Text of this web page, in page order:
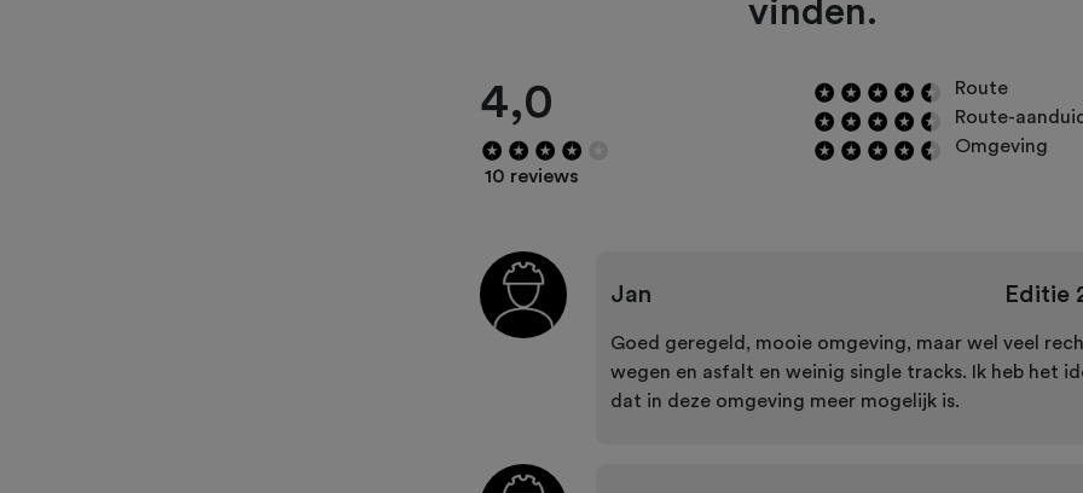
vinden.
4,0
10 reviews
Route
Route-
Omgeving
Jan Editie
Goed geregeld, mooie omgeving, maar wel veel
wegen en asfalt en weinig single tracks. Ik heb het
dat in deze omgeving meer mogelijk is.